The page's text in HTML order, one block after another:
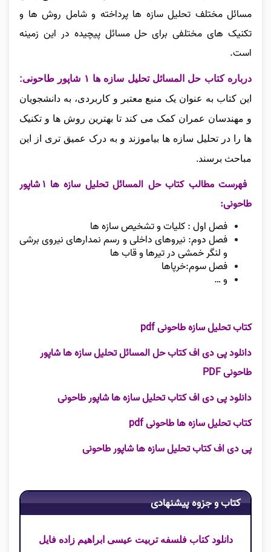
مسائل مختلف تحلیل سازه‌ ها پرداخته و شامل روش‌ ها و
تکنیک‌ های مختلفی برای حل مسائل پیچیده در این زمینه
است.
درباره کتاب حل المسائل تحلیل سازه ها ۱ شاپور طاحونی:
این کتاب به عنوان یک منبع معتبر و کاربردی، به دانشجویان
و مهندسان عمران کمک می‌ کند تا بهترین روش‌ ها و تکنیک‌
ها را در تحلیل سازه‌ ها بیاموزند و به درک عمیق‌ تری از این
مباحث برسند.
فهرست مطالب کتاب حل المسائل تحلیل سازه ها ۱ شاپور
طاحونی:
فصل اول : کلیات و تشخیص سازه ها
فصل دوم: نیروهای داخلی و رسم نمدارهای نیروی برشی
و لنگر خمشی در تیرها و قاب ها
فصل سوم:خرپاها
و …
کتاب تحلیل سازه طاحونی pdf
دانلود پی دی اف کتاب حل المسائل تحلیل سازه ها شاپور
طاحونی PDF
دانلود پی دی اف کتاب تحلیل سازه ها شاپور طاحونی
کتاب تحلیل سازه ها طاحونی pdf
پی دی اف کتاب تحلیل سازه ها شاپور طاحونی
کتاب و جزوه پیشنهادی
دانلود کتاب فلسفه تربیت عیسی ابراهیم زاده فایل